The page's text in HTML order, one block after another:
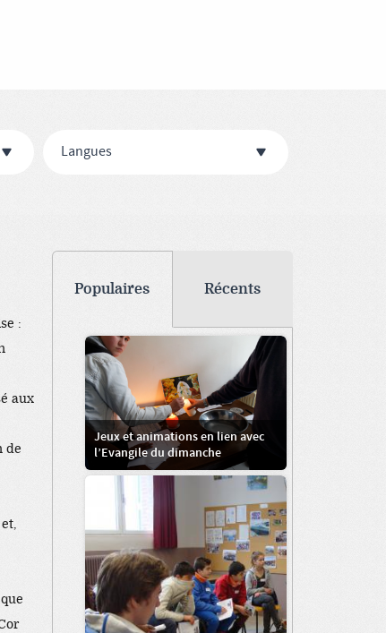
Langues
:
aux
de
Populaires
Jeux et animations en lien avec
l’Evangile du dimanche
Récents